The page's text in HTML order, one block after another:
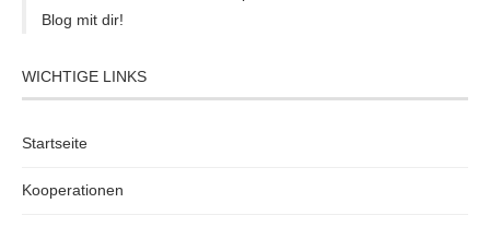
Blog mit dir!
WICHTIGE LINKS
Startseite
Kooperationen